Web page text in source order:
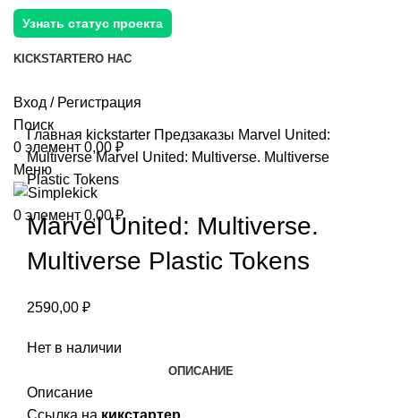
Узнать статус проекта
KICKSTARTERО НАС
Вход / Регистрация
Поиск
0 элемент 0,00 ₽
Меню
0 элемент 0,00₽
Главная kickstarter Предзаказы Marvel United:
MultiverseMarvel United: Multiverse. Multiverse
Plastic Tokens
Marvel United: Multiverse.
Multiverse Plastic Tokens
2590,00 ₽
Нет в наличии
ОПИСАНИЕ
Описание
Ссылка на кикстартер